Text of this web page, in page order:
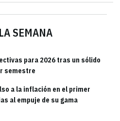
SEMANA
para 2026 tras un sólido
semestre
a la inflación en el primer
al empuje de su gama